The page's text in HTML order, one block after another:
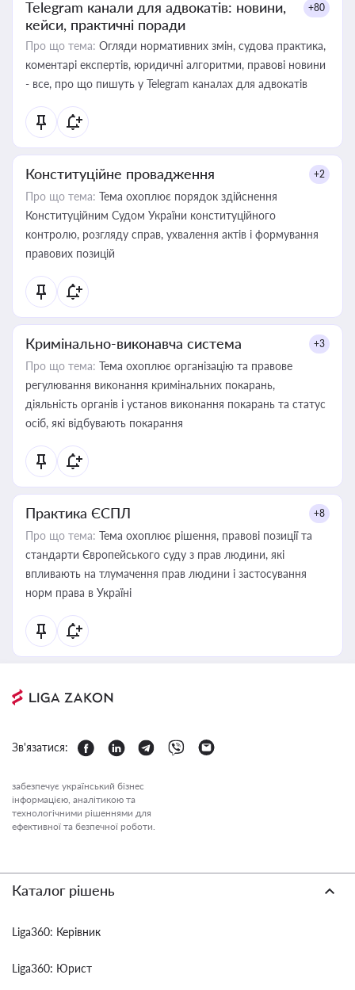
Telegram канали для адвокатів: новини,
кейси, практичні поради
+80
Про що тема: Огляди нормативних змін, судова практика,
коментарі експертів, юридичні алгоритми, правові новини
- все, про що пишуть у Telegram каналах для адвокатів
Конституційне провадження +2
Про що тема: Тема охоплює порядок здійснення
Конституційним Судом України конституційного
контролю, розгляду справ, ухвалення актів і формування
правових позицій
Кримінально-виконавча система +3
Про що тема: Тема охоплює організацію та правове
регулювання виконання кримінальних покарань,
діяльність органів і установ виконання покарань та статус
осіб, які відбувають покарання
Практика ЄСПЛ +8
Про що тема: Тема охоплює рішення, правові позиції та
стандарти Європейського суду з прав людини, які
впливають на тлумачення прав людини і застосування
норм права в Україні
Зв'язатися:
забезпечує український бізнес
інформацією, аналітикою та
технологічними рішеннями для
ефективної та безпечної роботи.
Каталог рішень
Liga360: Керівник
Liga360: Юрист